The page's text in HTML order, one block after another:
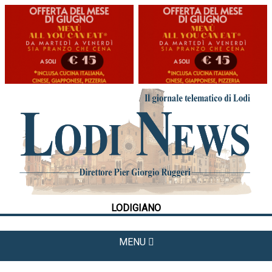
LODIGIANO
MENU
HOME
CRONACA
POLITICA
LA FOTO
METEO
CULTURA